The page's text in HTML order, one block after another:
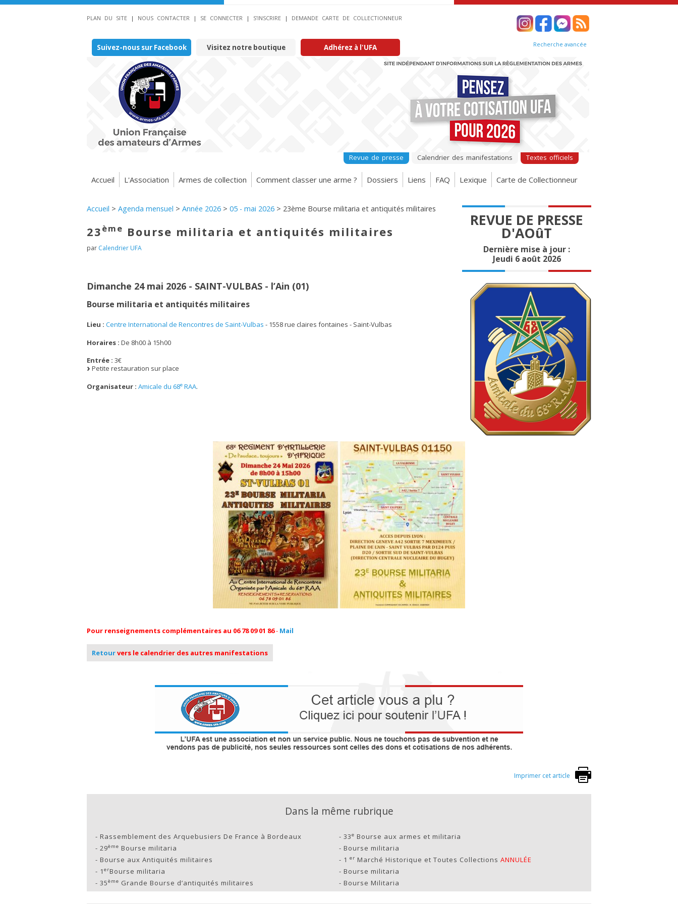
PLAN DU SITE | NOUS CONTACTER | SE CONNECTER | S’INSCRIRE | DEMANDE CARTE DE COLLECTIONNEUR
Suivez-nous sur Facebook Visitez notre boutique Adhérez à l'UFA Recherche avancée
Revue de presse Calendrier des manifestations Textes officiels
Accueil L'Association Armes de collection Comment classer une arme ? Dossiers Liens FAQ Lexique Carte de Collectionneur
REVUE DE PRESSE
D'AOûT
Dernière mise à jour :
Jeudi 6 août 2026
Accueil > Agenda mensuel > Année 2026 > 05 - mai 2026 > 23ème Bourse militaria et antiquités militaires
23ème Bourse militaria et antiquités militaires
par Calendrier UFA
Dimanche 24 mai 2026 - SAINT-VULBAS - l’Ain (01)
Bourse militaria et antiquités militaires
Lieu : Centre International de Rencontres de Saint-Vulbas - 1558 rue claires fontaines - Saint-Vulbas
Horaires : De 8h00 à 15h00
Entrée : 3€
Petite restauration sur place
Organisateur : Amicale du 68e RAA.
Pour renseignements complémentaires au 06 78 09 01 86- Mail
Retourvers le calendrier des autres manifestations
Imprimer cet article
Dans la même rubrique
- Rassemblement des Arquebusiers De France à Bordeaux - 33e Bourse aux armes et militaria
- 29ème Bourse militaria - Bourse militaria
- Bourse aux Antiquités militaires - 1 er Marché Historique et Toutes Collections ANNULÉE
- 1 erBourse militaria - Bourse militaria
- 35ème Grande Bourse d’antiquités militaires - Bourse Militaria